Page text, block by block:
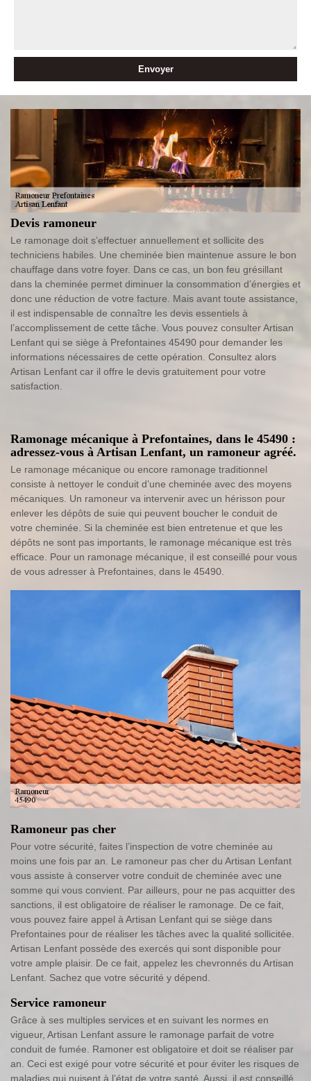
Devis ramoneur
Le ramonage doit s’effectuer annuellement et sollicite des
techniciens habiles. Une cheminée bien maintenue assure le bon
chauffage dans votre foyer. Dans ce cas, un bon feu grésillant
dans la cheminée permet diminuer la consommation d’énergies et
donc une réduction de votre facture. Mais avant toute assistance,
il est indispensable de connaître les devis essentiels à
l’accomplissement de cette tâche. Vous pouvez consulter Artisan
Lenfant qui se siège à Prefontaines 45490 pour demander les
informations nécessaires de cette opération. Consultez alors
Artisan Lenfant car il offre le devis gratuitement pour votre
satisfaction.
Ramonage mécanique à Prefontaines, dans le 45490 :
adressez-vous à Artisan Lenfant, un ramoneur agréé.
Le ramonage mécanique ou encore ramonage traditionnel
consiste à nettoyer le conduit d’une cheminée avec des moyens
mécaniques. Un ramoneur va intervenir avec un hérisson pour
enlever les dépôts de suie qui peuvent boucher le conduit de
votre cheminée. Si la cheminée est bien entretenue et que les
dépôts ne sont pas importants, le ramonage mécanique est très
efficace. Pour un ramonage mécanique, il est conseillé pour vous
de vous adresser à Prefontaines, dans le 45490.
Ramoneur pas cher
Pour votre sécurité, faites l’inspection de votre cheminée au
moins une fois par an. Le ramoneur pas cher du Artisan Lenfant
vous assiste à conserver votre conduit de cheminée avec une
somme qui vous convient. Par ailleurs, pour ne pas acquitter des
sanctions, il est obligatoire de réaliser le ramonage. De ce fait,
vous pouvez faire appel à Artisan Lenfant qui se siège dans
Prefontaines pour de réaliser les tâches avec la qualité sollicitée.
Artisan Lenfant possède des exercés qui sont disponible pour
votre ample plaisir. De ce fait, appelez les chevronnés du Artisan
Lenfant. Sachez que votre sécurité y dépend.
Service ramoneur
Grâce à ses multiples services et en suivant les normes en
vigueur, Artisan Lenfant assure le ramonage parfait de votre
conduit de fumée. Ramoner est obligatoire et doit se réaliser par
an. Ceci est exigé pour votre sécurité et pour éviter les risques de
maladies qui nuisent à l’état de votre santé. Aussi, il est conseillé